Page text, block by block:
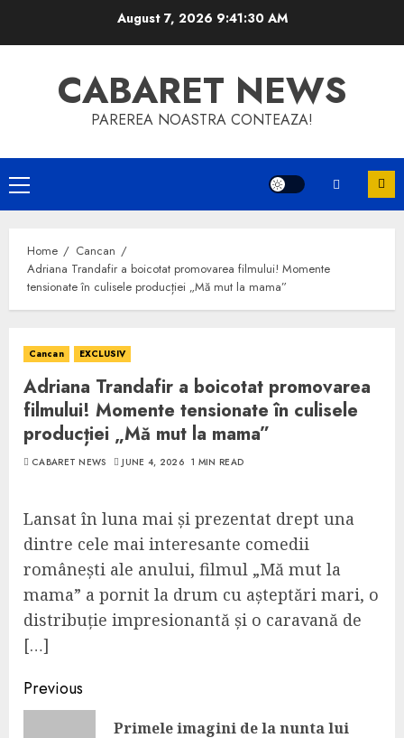
August 7, 2026 9:41:30 AM
CABARET NEWS
PAREREA NOASTRA CONTEAZA!
Primary
Menu
Home
Cancan
Adriana Trandafir a boicotat promovarea filmului! Momente
tensionate în culisele producției „Mă mut la mama”
Cancan EXCLUSIV
Adriana Trandafir a boicotat promovarea
filmului! Momente tensionate în culisele
producției „Mă mut la mama”
CABARET NEWS JUNE 4, 2026 1 MIN READ
Lansat în luna mai și prezentat drept una
dintre cele mai interesante comedii
românești ale anului, filmul „Mă mut la
mama” a pornit la drum cu așteptări mari, o
distribuție impresionantă și o caravană de
[…]
Continue
Reading
Previous
Primele imagini de la nunta lui